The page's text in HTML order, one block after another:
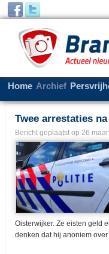
Home Archief
Twee arrestaties
Bericht geplaatst op 26
Oisterwijker. Ze eisten geld
denken dat hij anoniem